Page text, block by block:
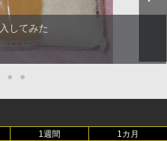
ウォーターオーブン ヘルシオ
B ブラック 30L 2段調理 コンベ
してみた
● ●
1週間 1カ月